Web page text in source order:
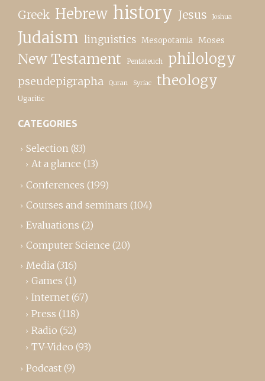
Greek Hebrew history Jesus Joshua
Judaism linguistics Mesopotamia Moses
New Testament Pentateuch philology
pseudepigrapha Quran Syriac theology
Ugaritic
CATEGORIES
Selection (83)
At a glance (13)
Conferences (199)
Courses and seminars (104)
Evaluations (2)
Computer Science (20)
Media (316)
Games (1)
Internet (67)
Press (118)
Radio (52)
TV-Video (93)
Podcast (9)